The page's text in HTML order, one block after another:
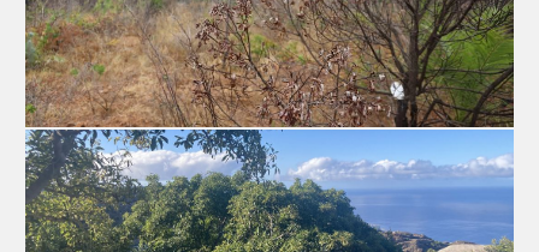
Bauland (bedingt) 2950 La Palma
Grundstück in Tijarafe